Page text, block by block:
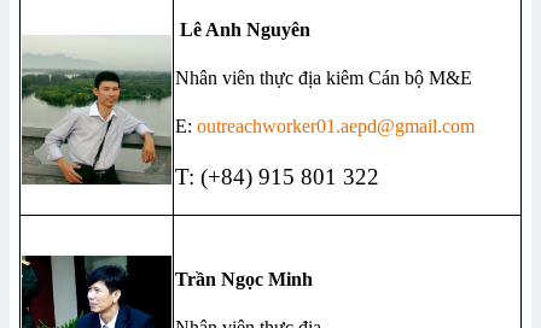
Lê Anh Nguyên
Nhân viên thực địa kiêm Cán bộ M&E
E: outreachworker01.aepd@gmail.com
T: (+84) 915 801 322
Trần Ngọc Minh